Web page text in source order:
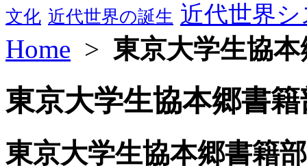
文化 近代世界の誕生 近代世界
Home > 東京大学生協
東京大学生協本郷書
東京大学生協本郷書籍部